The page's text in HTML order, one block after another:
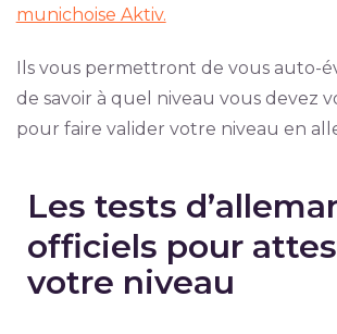
munichoise Aktiv.
Ils vous permettront de vous auto-
de savoir à quel niveau vous devez
pour faire valider votre niveau en
Les tests
officiels pour
votre niveau